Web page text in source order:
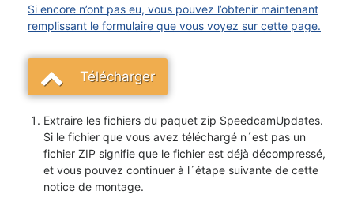
Si encore n’ont pas eu, vous pouvez l’obtenir maintenant
remplissant le formulaire que vous voyez sur cette page.
Télécharger
Extraire les fichiers du paquet zip SpeedcamUpdates.
Si le fichier que vous avez téléchargé n´est pas un
fichier ZIP signifie que le fichier est déjà décompressé,
et vous pouvez continuer à l´étape suivante de cette
notice de montage.